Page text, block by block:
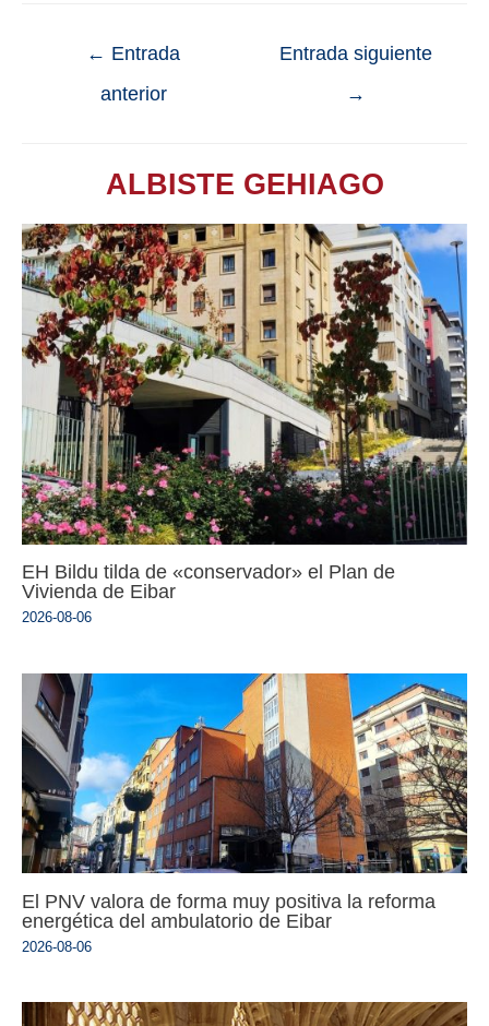
← Entrada
anterior
Entrada siguiente
→
ALBISTE GEHIAGO
EH Bildu tilda de «conservador» el Plan de
Vivienda de Eibar
2026-08-06
El PNV valora de forma muy positiva la reforma
energética del ambulatorio de Eibar
2026-08-06